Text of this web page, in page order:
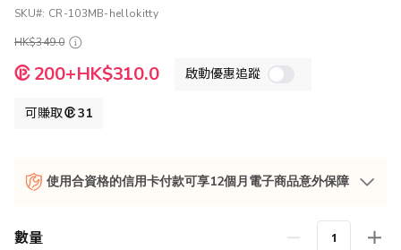
SKU
CR-103MB-hellokitty
HK$349.0
特
殊
啟動優惠追蹤
200+HK$310.0
可賺取 31
使用合資格的信用卡付款可享12個月電子商品意外保障
數量